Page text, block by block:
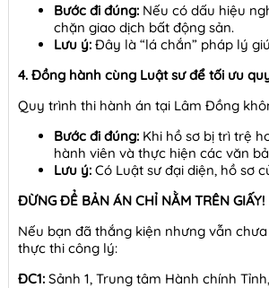
Bước đi đúng: Nếu có dấu hiệu
chặn giao dịch bất động sản.
Lưu ý: Đây là “lá chắn” pháp lý
4. Đồng hành cùng Luật sư để tối ưu
Quy trình thi hành án tại Lâm Đồng
Bước đi đúng: Khi hồ sơ bị trì trệ
hành viên và thực hiện các văn
Lưu ý: Có Luật sư đại diện, hồ sơ
ĐỪNG ĐỂ BẢN ÁN CHỈ NẰM TRÊN GIẤY!
Nếu bạn đã thắng kiện nhưng vẫn
thực thi công lý:
ĐC1: Sảnh 1, Trung tâm Hành chính